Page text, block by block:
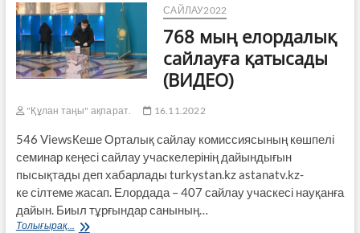
кәсіподақтары
өкілдерімен
кездесті
САЙЛАУ2022
768 мың елордалық
сайлауға қатысады
(ВИДЕО)
"Құлан таңы" ақпарат. 16.11.2022
546 ViewsКеше Орталық сайлау комиссиясының көшпелі
семинар кеңесі сайлау учаскелерінің дайындығын
пысықтады деп хабарлады turkystan.kz astanatv.kz-
ке сілтеме жасап. Елордада – 407 сайлау учаскесі науқанға
дайын. Биыл тұрғындар санының…
Толығырақ...
768